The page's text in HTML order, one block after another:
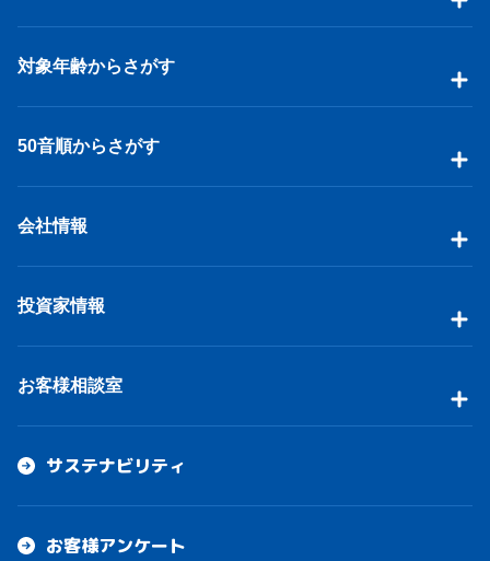
対象年齢からさがす
50音順からさがす
会社情報
投資家情報
お客様相談室
サステナビリティ
お客様アンケート